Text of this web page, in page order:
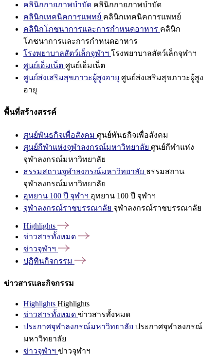
คลินิกกายภาพบำบัด คลินิกกายภาพบำบัด
คลินิกเทคนิคการแพทย์ คลินิกเทคนิคการแพทย์
คลินิกโภชนาการและการกำหนดอาหาร คลินิก
โภชนาการและการกำหนดอาหาร
โรงพยาบาลสัตว์เล็กจุฬาฯ โรงพยาบาลสัตว์เล็กจุฬาฯ
ศูนย์เอ็มเน็ต ศูนย์เอ็มเน็ต
ศูนย์ส่งเสริมสุขภาวะผู้สูงอายุ ศูนย์ส่งเสริมสุขภาวะผู้สูง
อายุ
พื้นที่สร้างสรรค์
ศูนย์พันธกิจเพื่อสังคม ศูนย์พันธกิจเพื่อสังคม
ศูนย์กีฬาแห่งจุฬาลงกรณ์มหาวิทยาลัย ศูนย์กีฬาแห่ง
จุฬาลงกรณ์มหาวิทยาลัย
ธรรมสถานจุฬาลงกรณ์มหาวิทยาลัย ธรรมสถาน
จุฬาลงกรณ์มหาวิทยาลัย
อุทยาน 100 ปี จุฬาฯ อุทยาน 100 ปี จุฬาฯ
จุฬาลงกรณ์ราชบรรณาลัย จุฬาลงกรณ์ราชบรรณาลัย
Highlights
ข่าวสารทั้งหมด
ข่าวจุฬาฯ
ปฏิทินกิจกรรม
ข่าวสารและกิจกรรม
Highlights Highlights
ข่าวสารทั้งหมด ข่าวสารทั้งหมด
ประกาศจุฬาลงกรณ์มหาวิทยาลัย ประกาศจุฬาลงกรณ์
มหาวิทยาลัย
ข่าวจุฬาฯ ข่าวจุฬาฯ